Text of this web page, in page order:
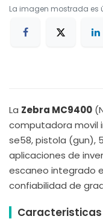
La imagen mostrada es
La Zebra MC9400
computadora movil
se58, pistola (gun),
aplicaciones de
escaneo integrado
confiabilidad de
Caracteristicas